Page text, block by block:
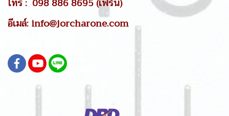
อีเมล์: info@jorcharone.com